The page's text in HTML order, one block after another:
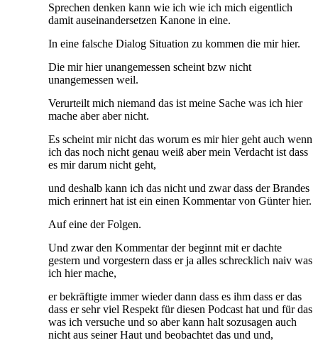
Sprechen denken kann wie ich wie ich mich eigentlich
damit auseinandersetzen Kanone in eine.
In eine falsche Dialog Situation zu kommen die mir hier.
Die mir hier unangemessen scheint bzw nicht
unangemessen weil.
Verurteilt mich niemand das ist meine Sache was ich hier
mache aber aber nicht.
Es scheint mir nicht das worum es mir hier geht auch wenn
ich das noch nicht genau weiß aber mein Verdacht ist dass
es mir darum nicht geht,
und deshalb kann ich das nicht und zwar dass der Brandes
mich erinnert hat ist ein einen Kommentar von Günter hier.
Auf eine der Folgen.
Und zwar den Kommentar der beginnt mit er dachte
gestern und vorgestern dass er ja alles schrecklich naiv was
ich hier mache,
er bekräftigte immer wieder dann dass es ihm dass er das
dass er sehr viel Respekt für diesen Podcast hat und für das
was ich versuche und so aber kann halt sozusagen auch
nicht aus seiner Haut und beobachtet das und und,